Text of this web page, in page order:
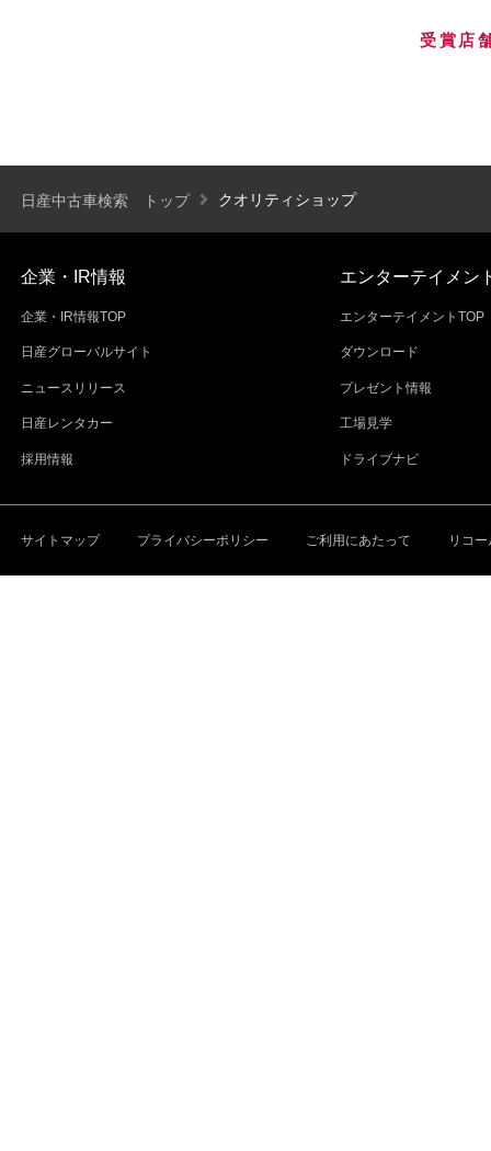
受賞店
日産中古車検索 トップ クオリティショップ
企業・IR情報
企業・IR情報TOP
日産グローバルサイト
ニュースリリース
日産レンタカー
採用情報
エンターテイメン
エンターテイメントTOP
ダウンロード
プレゼント情報
工場見学
ドライブナビ
サイトマップ プライバシーポリシー ご利用にあたって リコ